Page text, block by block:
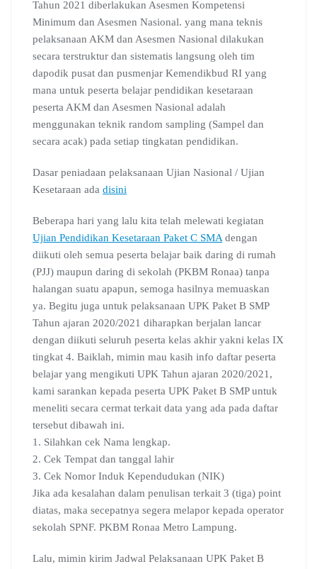
Tahun 2021 diberlakukan Asesmen Kompetensi
Minimum dan Asesmen Nasional. yang mana teknis
pelaksanaan AKM dan Asesmen Nasional dilakukan
secara terstruktur dan sistematis langsung oleh tim
dapodik pusat dan pusmenjar Kemendikbud RI yang
mana untuk peserta belajar pendidikan kesetaraan
peserta AKM dan Asesmen Nasional adalah
menggunakan teknik random sampling (Sampel dan
secara acak) pada setiap tingkatan pendidikan.
Dasar peniadaan pelaksanaan Ujian Nasional / Ujian
Kesetaraan ada disini
Beberapa hari yang lalu kita telah melewati kegiatan
Ujian Pendidikan Kesetaraan Paket C SMAdengan
diikuti oleh semua peserta belajar baik daring di rumah
(PJJ) maupun daring di sekolah (PKBM Ronaa) tanpa
halangan suatu apapun, semoga hasilnya memuaskan
ya. Begitu juga untuk pelaksanaan UPK Paket B SMP
Tahun ajaran 2020/2021 diharapkan berjalan lancar
dengan diikuti seluruh peserta kelas akhir yakni kelas IX
tingkat 4. Baiklah, mimin mau kasih info daftar peserta
belajar yang mengikuti UPK Tahun ajaran 2020/2021,
kami sarankan kepada peserta UPK Paket B SMP untuk
meneliti secara cermat terkait data yang ada pada daftar
tersebut dibawah ini.
1. Silahkan cek Nama lengkap.
2. Cek Tempat dan tanggal lahir
3. Cek Nomor Induk Kependudukan (NIK)
Jika ada kesalahan dalam penulisan terkait 3 (tiga) point
diatas, maka secepatnya segera melapor kepada operator
sekolah SPNF. PKBM Ronaa Metro Lampung.
Lalu, mimin kirim Jadwal Pelaksanaan UPK Paket B